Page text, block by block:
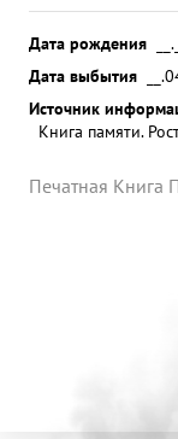
Дата рождения
Дата выбытия
Источник
Книга памяти.
Печатная Книга